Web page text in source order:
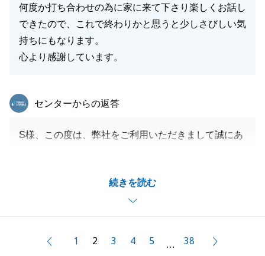
何度か打ち合わせの為に家に来て下さり楽しくお話し
できたので、これで終わりかと思うと少しさびしい気
持ちにもなります。
心より感謝しています。
続きを読む
東急リバブル
センターからの返答
S様、この度は、弊社をご利用いただきまして誠にあ
てお礼申し上げます。
S様ご所有の2件の不動産の売却に関して、お役立ち
でき嬉しく思います。
お悩みやご相談がございましたらいつでもお気軽にご
前へ1 2 3 4 5 … 38